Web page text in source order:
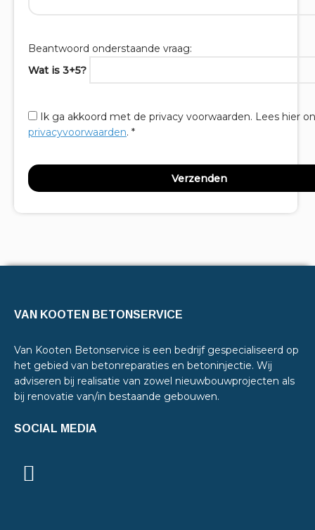
Beantwoord onderstaande vraag:
Wat is 3+5?
Ik ga akkoord met de privacy voorwaarden. Lees hier
privacyvoorwaarden. *
VAN KOOTEN BETONSERVICE
Van Kooten Betonservice is een bedrijf gespecialiseerd op
het gebied van betonreparaties en betoninjectie. Wij
adviseren bij realisatie van zowel nieuwbouwprojecten als
bij renovatie van/in bestaande gebouwen.
SOCIAL MEDIA